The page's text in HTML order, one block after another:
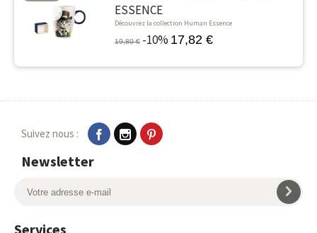
ESSENCE
Découvrez la collection Human Essence
19,80 € -10% 17,82 €
Suivez nous :
Newsletter
Services